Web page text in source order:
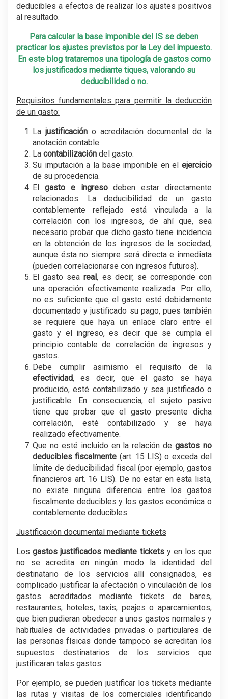
deducibles a efectos de realizar los ajustes positivos
al resultado.
Para calcular la base imponible del IS se deben
practicar los ajustes previstos por la Ley del impuesto.
En este blog trataremos una tipología de gastos como
los justificados mediante tiques, valorando su
deducibilidad o no.
Requisitos fundamentales para permitir la deducción
de un gasto:
La justificacióno acreditación documental de la
anotación contable.
La contabilización del gasto.
Su imputación a la base imponible en el ejercicio
de su procedencia.
El gasto e ingresodeben estar directamente
relacionados: La deducibilidad de un gasto
contablemente reflejado está vinculada a la
correlación con los ingresos, de ahí que, sea
necesario probar que dicho gasto tiene incidencia
en la obtención de los ingresos de la sociedad,
aunque ésta no siempre será directa e inmediata
(pueden correlacionarse con ingresos futuros).
El gasto seareal, es decir, se corresponde con
una operación efectivamente realizada. Por ello,
no es suficiente que el gasto esté debidamente
documentado y justificado su pago, pues también
se requiere que haya un enlace claro entre el
gasto y el ingreso, es decir que se cumpla el
principio contable de correlación de ingresos y
gastos.
Debe cumplir asimismo el requisito de la
efectividad, es decir, que el gasto se haya
producido, esté contabilizado y sea justificado o
justificable. En consecuencia, el sujeto pasivo
tiene que probar que el gasto presente dicha
correlación, esté contabilizado y se haya
realizado efectivamente.
Que no esté incluido en la relación degastos no
deducibles fiscalmente (art. 15 LIS) o exceda del
límite de deducibilidad fiscal (por ejemplo, gastos
financieros art. 16 LIS). De no estar en esta lista,
no existe ninguna diferencia entre los gastos
fiscalmente deducibles y los gastos económica o
contablemente deducibles.
Justificación documental mediante tickets
Losgastos justificados mediante ticketsy en los que
no se acredita en ningún modo la identidad del
destinatario de los servicios allí consignados, es
complicado justificar la afectación o vinculación de los
gastos acreditados mediante tickets de bares,
restaurantes, hoteles, taxis, peajes o aparcamientos,
que bien pudieran obedecer a unos gastos normales y
habituales de actividades privadas o particulares de
las personas físicas donde tampoco se acreditan los
supuestos destinatarios de los servicios que
justificaran tales gastos.
Por ejemplo, se pueden justificar los tickets mediante
las rutas y visitas de los comerciales identificando